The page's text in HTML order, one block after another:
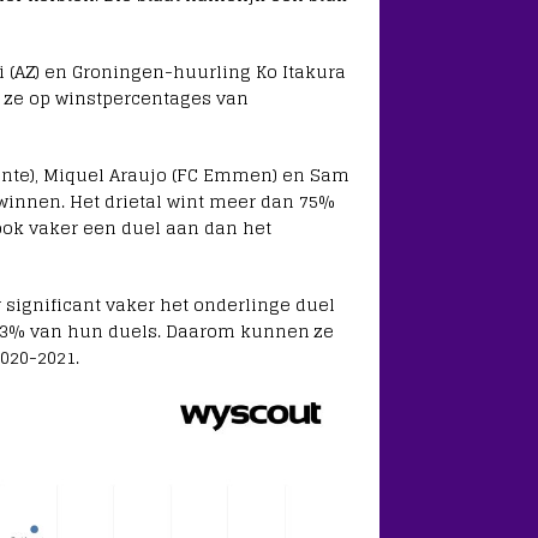
en Groningen-huurling Ko Itakura
op winstpercentages van
Miquel Araujo (FC Emmen) en Sam
Het drietal wint meer dan 75%
vaker een duel aan dan het
significant vaker het onderlinge duel
van hun duels. Daarom kunnen ze
2021.